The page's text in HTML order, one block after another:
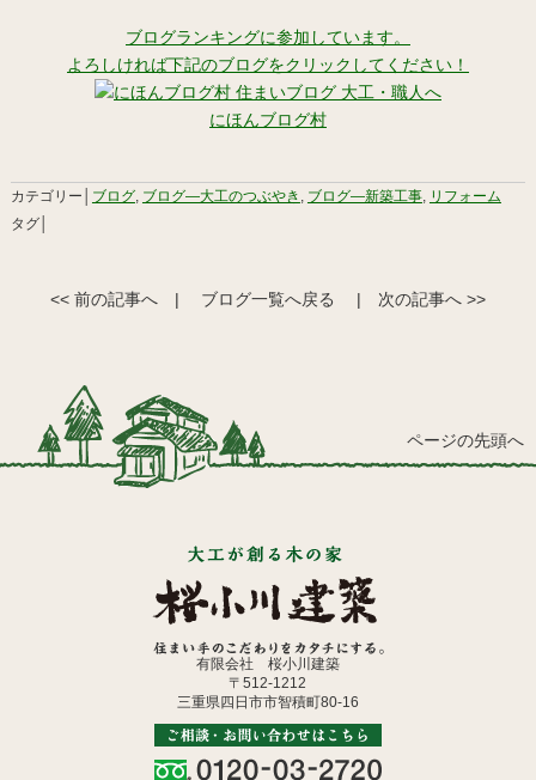
ブログランキングに参加しています。
よろしければ下記のブログをクリックしてください！
にほんブログ村
カテゴリー│ ブログ, ブログ―大工のつぶやき , ブログ―新築工事, リフォーム
タグ│
<< 前の記事へ | ブログ一覧へ戻る | 次の記事へ >>
ページの先頭へ
有限会社 桜小川建築
〒512-1212
三重県四日市市智積町80-16